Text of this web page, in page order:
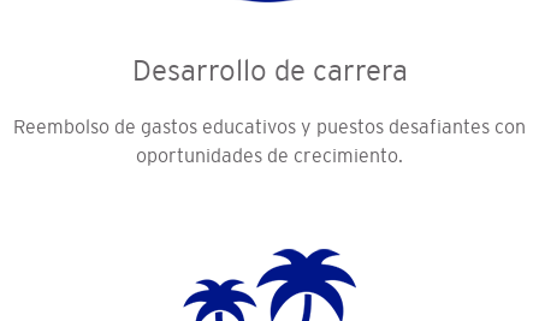
Desarrollo de carrera
Reembolso de gastos educativos y puestos desafiantes con
oportunidades de crecimiento.